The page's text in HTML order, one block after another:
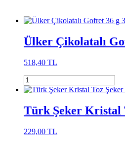
Ülker Çikolatalı
518,40 TL
Türk Şeker Kristal
229,00 TL